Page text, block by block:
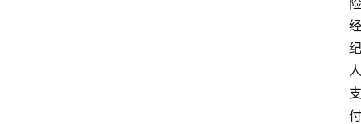
险
经
纪
人
支
付